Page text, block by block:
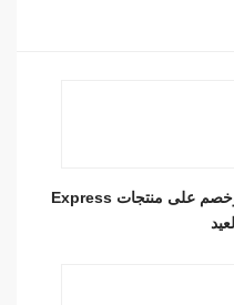
كوبون نون للتسوق — كاش باك وخصم على منتجات Express